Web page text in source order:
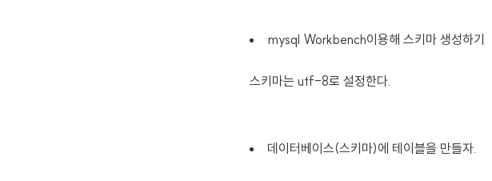
mysql Workbench이용해 스키마 생성하기
스키마는 utf-8로 설정한다.
데이터베이스(스키마)에 테이블을 만들자.